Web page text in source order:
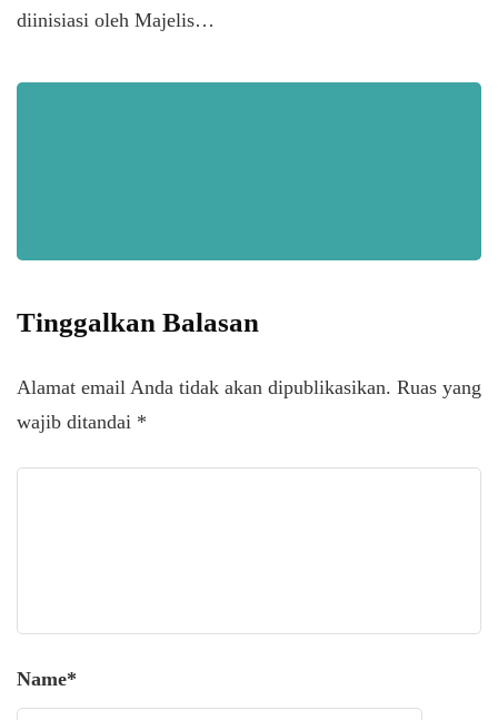
diinisiasi oleh Majelis…
Tinggalkan Balasan
Alamat email Anda tidak akan dipublikasikan. Ruas yang
wajib ditandai *
Name*